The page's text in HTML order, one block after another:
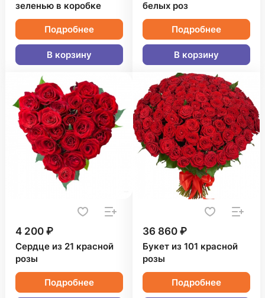
зеленью в коробке
Подробнее
В корзину
белых роз
Подробнее
В корзину
4 200 ₽
Сердце из 21 красной
розы
Подробнее
36 860 ₽
Букет из 101 красной
розы
Подробнее